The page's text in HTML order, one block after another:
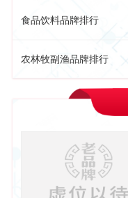
食品饮料品牌排行
农林牧副渔品牌排行